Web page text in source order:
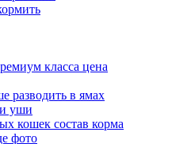
класса цена
разводить в ямах
уши
кошек состав корма
фото